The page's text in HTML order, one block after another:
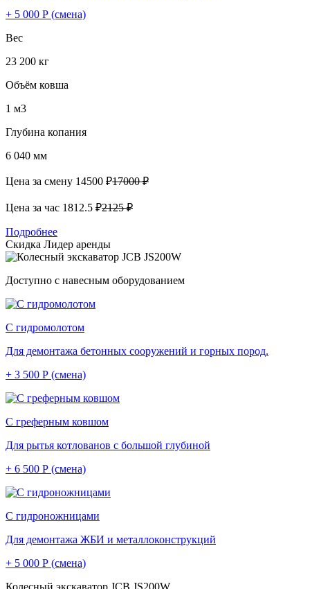
+ 5 000 Р (смена)
Вес
23 200 кг
Объём ковша
1 м3
Глубина копания
6 040 мм
Цена за смену 14500 ₽17000 ₽
Цена за час 1812.5 ₽2125 ₽
Подробнее
Скидка Лидер аренды
Доступно с навесным оборудованием
С гидромолотом
Для демонтажа бетонных сооружений и горных пород.
+ 3 500 Р (смена)
С греферным ковшом
Для рытья котлованов с большой глубиной
+ 6 500 Р (смена)
С гидроножницами
Для демонтажа ЖБИ и металлоконструкций
+ 5 000 Р (смена)
Колесный экскаватор JCB JS200W